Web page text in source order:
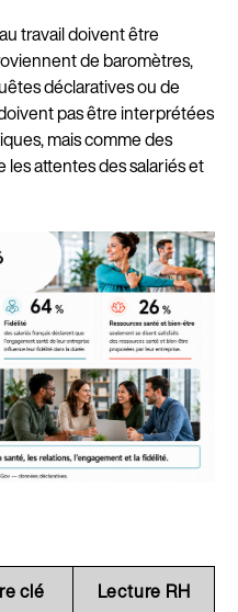
travail doivent être
de baromètres,
déclaratives ou de
pas être interprétées
mais comme des
attentes des salariés et
clé Lecture RH